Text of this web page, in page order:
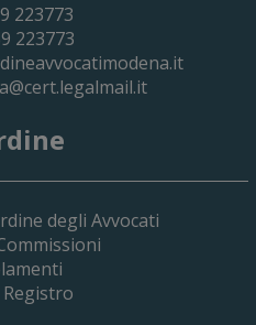
223773
223773
degli Avvocati